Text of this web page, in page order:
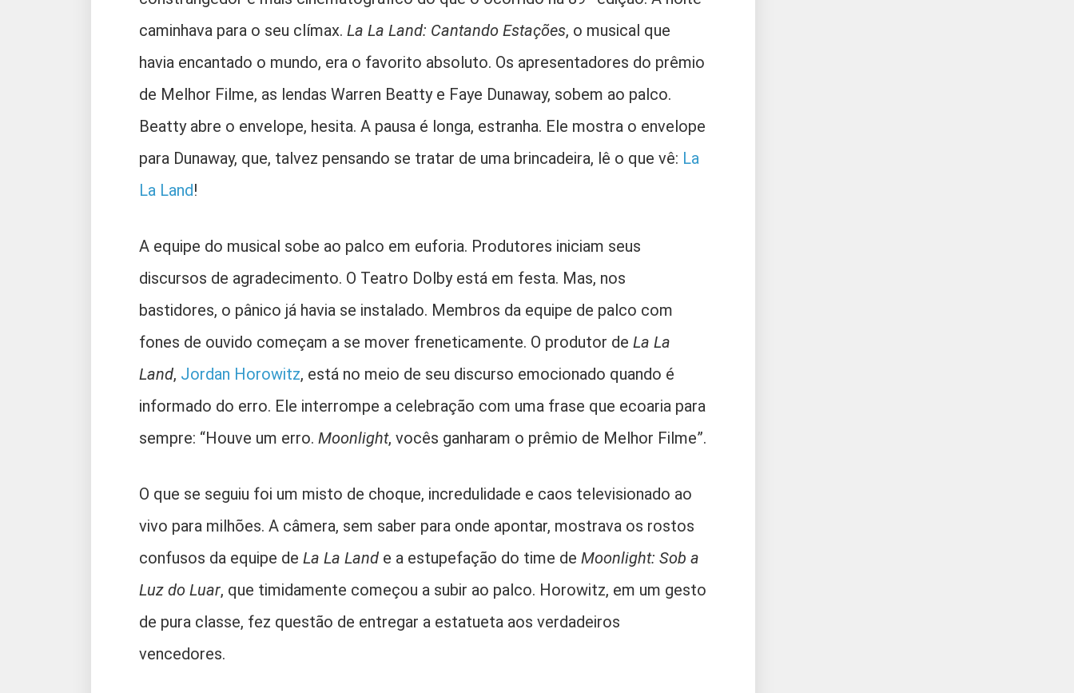
caminhava para o seu clímax. La La Land: Cantando Estações, o musical que
havia encantado o mundo, era o favorito absoluto. Os apresentadores do prêmio
de Melhor Filme, as lendas Warren Beatty e Faye Dunaway, sobem ao palco.
Beatty abre o envelope, hesita. A pausa é longa, estranha. Ele mostra o envelope
para Dunaway, que, talvez pensando se tratar de uma brincadeira, lê o que vê: La
La Land!
A equipe do musical sobe ao palco em euforia. Produtores iniciam seus
discursos de agradecimento. O Teatro Dolby está em festa. Mas, nos
bastidores, o pânico já havia se instalado. Membros da equipe de palco com
fones de ouvido começam a se mover freneticamente. O produtor de La La
Land, Jordan Horowitz, está no meio de seu discurso emocionado quando é
informado do erro. Ele interrompe a celebração com uma frase que ecoaria para
sempre: “Houve um erro. Moonlight, vocês ganharam o prêmio de Melhor Filme”.
O que se seguiu foi um misto de choque, incredulidade e caos televisionado ao
vivo para milhões. A câmera, sem saber para onde apontar, mostrava os rostos
confusos da equipe de La La Land e a estupefação do time de Moonlight: Sob a
Luz do Luar, que timidamente começou a subir ao palco. Horowitz, em um gesto
de pura classe, fez questão de entregar a estatueta aos verdadeiros
vencedores.